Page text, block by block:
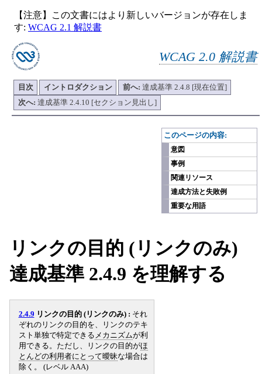
【注意】この文書にはより新しいバージョンが存在しま
す: WCAG 2.1 解説書
WCAG 2.0 解説書
目次 イントロダクション 前へ: 達成基準 2.4.8 [現在位置]
次へ: 達成基準 2.4.10 [セクション見出し]
このページの内容:
意図
事例
関連リソース
達成方法と失敗例
重要な用語
リンクの目的 (リンクのみ)
達成基準 2.4.9 を理解する
2.4.9 リンクの目的 (リンクのみ) : それ
ぞれのリンクの目的を、リンクのテキ
スト単独で特定できる メカニズムが利
用できる。ただし、リンクの目的がほ
とんどの利用者にとって曖昧な場合は
除く。 (レベル AAA)